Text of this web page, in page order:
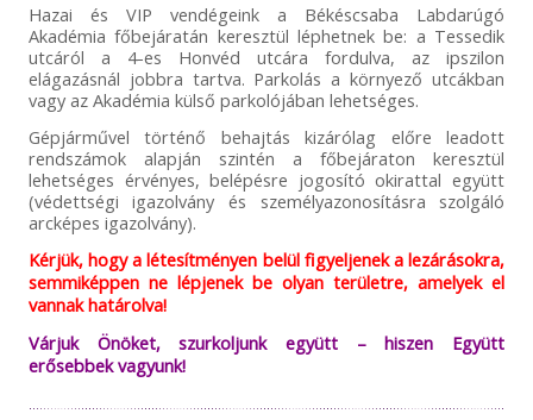
Hazai és VIP vendégeink a Békéscsaba Labdarúgó
Akadémia főbejáratán keresztül léphetnek be: a Tessedik
utcáról a 4-es Honvéd utcára fordulva, az ipszilon
elágazásnál jobbra tartva. Parkolás a környező utcákban
vagy az Akadémia külső parkolójában lehetséges.
Gépjárművel történő behajtás kizárólag előre leadott
rendszámok alapján szintén a főbejáraton keresztül
lehetséges érvényes, belépésre jogosító okirattal együtt
(védettségi igazolvány és személyazonosításra szolgáló
arcképes igazolvány).
Kérjük, hogy a létesítményen belül figyeljenek a lezárásokra,
semmiképpen ne lépjenek be olyan területre, amelyek el
vannak határolva!
Várjuk Önöket, szurkoljunk együtt – hiszen Együtt
erősebbek vagyunk!